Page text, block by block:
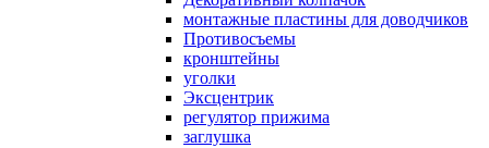
монтажные пластины для доводчиков
Противосъемы
кронштейны
уголки
Эксцентрик
регулятор прижима
заглушка